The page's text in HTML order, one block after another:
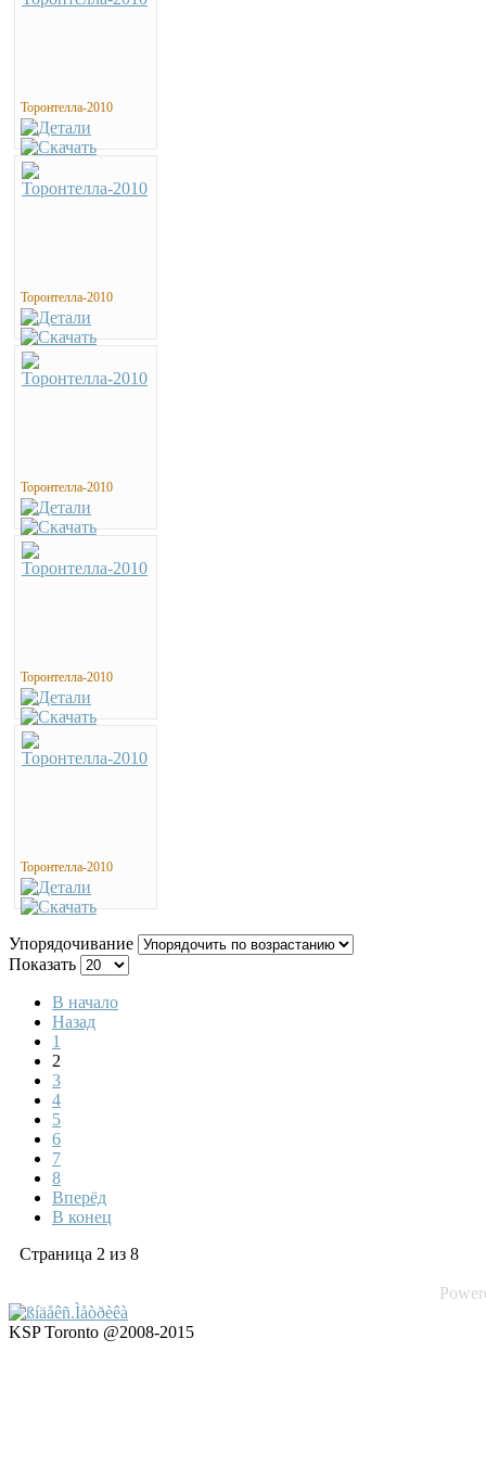
Торонтелла-2010
Торонтелла-2010
Торонтелла-2010
Торонтелла-2010
Торонтелла-2010
Упорядочивание
Показать
В начало
Назад
1
2
3
4
5
6
7
8
Вперёд
В конец
Страница 2 из 8
KSP Toronto @2008-2015